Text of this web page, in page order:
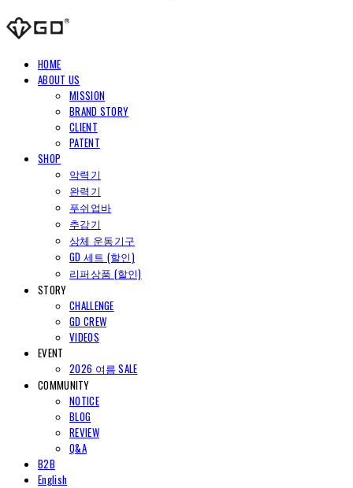
HOME
ABOUT US
MISSION
BRAND STORY
CLIENT
PATENT
SHOP
악력기
완력기
푸쉬업바
추감기
상체 운동기구
GD 세트 (할인)
리퍼상품 (할인)
STORY
CHALLENGE
GD CREW
VIDEOS
EVENT
2026 여름 SALE
COMMUNITY
NOTICE
BLOG
REVIEW
Q&A
B2B
English